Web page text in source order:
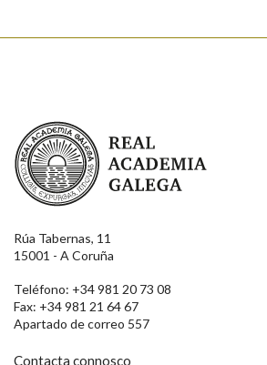
Real Academia Galega
Rúa Tabernas, 11
15001 - A Coruña
Teléfono: +34 981 20 73 08
Fax: +34 981 21 64 67
Apartado de correo 557
Contacta connosco